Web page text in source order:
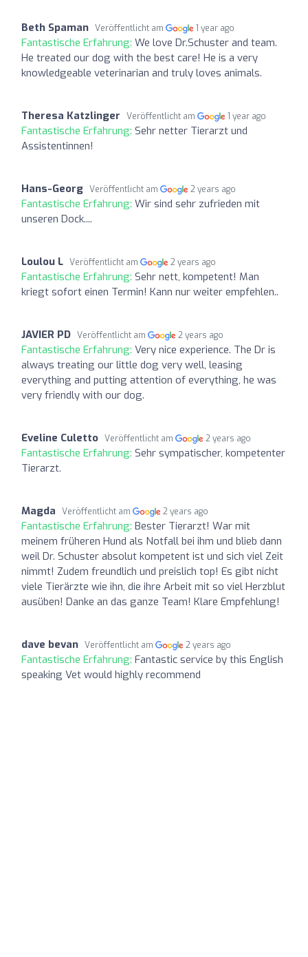
Beth Spaman Veröffentlicht am 1 year ago
Fantastische Erfahrung: We love Dr.Schuster and team.
He treated our dog with the best care! He is a very
knowledgeable veterinarian and truly loves animals.
Theresa Katzlinger Veröffentlicht am 1 year ago
Fantastische Erfahrung: Sehr netter Tierarzt und
Assistentinnen!
Hans-Georg Veröffentlicht am 2 years ago
Fantastische Erfahrung: Wir sind sehr zufrieden mit
unseren Dock....
Loulou L Veröffentlicht am 2 years ago
Fantastische Erfahrung: Sehr nett, kompetent! Man
kriegt sofort einen Termin! Kann nur weiter empfehlen..
JAVIER PD Veröffentlicht am 2 years ago
Fantastische Erfahrung: Very nice experience. The Dr is
always treating our little dog very well, leasing
everything and putting attention of everything, he was
very friendly with our dog.
Eveline Culetto Veröffentlicht am 2 years ago
Fantastische Erfahrung: Sehr sympatischer, kompetenter
Tierarzt.
Magda Veröffentlicht am 2 years ago
Fantastische Erfahrung: Bester Tierarzt! War mit
meinem früheren Hund als Notfall bei ihm und blieb dann
weil Dr. Schuster absolut kompetent ist und sich viel Zeit
nimmt! Zudem freundlich und preislich top! Es gibt nicht
viele Tierärzte wie ihn, die ihre Arbeit mit so viel Herzblut
ausüben! Danke an das ganze Team! Klare Empfehlung!
dave bevan Veröffentlicht am 2 years ago
Fantastische Erfahrung: Fantastic service by this English
speaking Vet would highly recommend